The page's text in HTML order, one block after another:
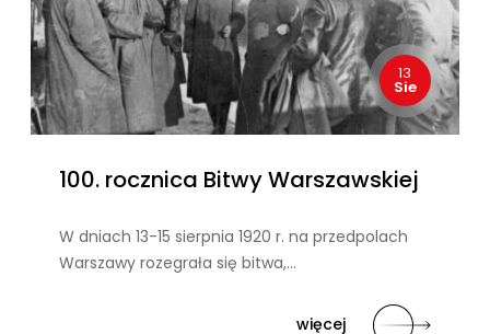
13
Sie
100. rocznica Bitwy Warszawskiej
W dniach 13-15 sierpnia 1920 r. na przedpolach
Warszawy rozegrała się bitwa,…
więcej